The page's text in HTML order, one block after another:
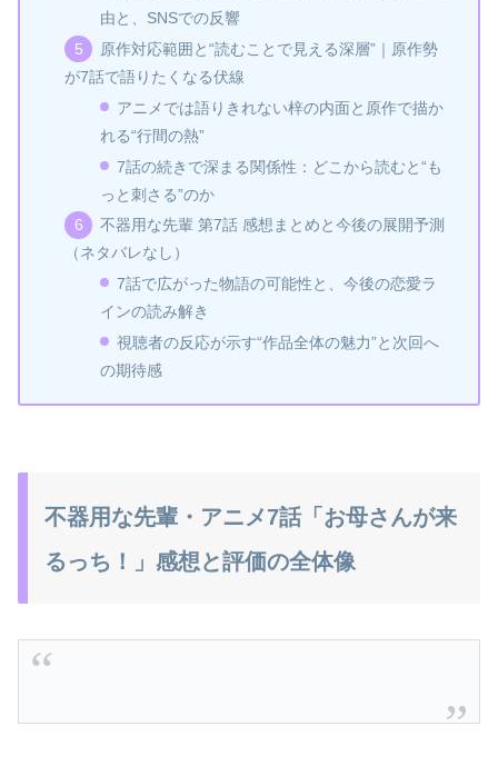
由と、SNSでの反響
原作対応範囲と“読むことで見える深層”｜原作勢
が7話で語りたくなる伏線
アニメでは語りきれない梓の内面と原作で描か
れる“行間の熱”
7話の続きで深まる関係性：どこから読むと“も
っと刺さる”のか
不器用な先輩 第7話 感想まとめと今後の展開予測
（ネタバレなし）
7話で広がった物語の可能性と、今後の恋愛ラ
インの読み解き
視聴者の反応が示す“作品全体の魅力”と次回へ
の期待感
不器用な先輩・アニメ7話「お母さんが来
るっち！」感想と評価の全体像